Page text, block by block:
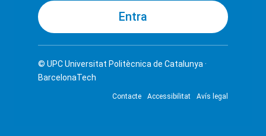
© UPCUniversitat Politècnica de Catalunya ·
BarcelonaTech
Contacte Accessibilitat Avís legal